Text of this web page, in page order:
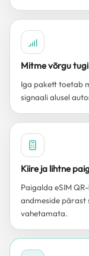
Mitme võrgu tugi
Iga pakett toetab
signaali alusel
Kiire ja lihtne
Paigalda eSIM
andmeside pärast
vahetamata.